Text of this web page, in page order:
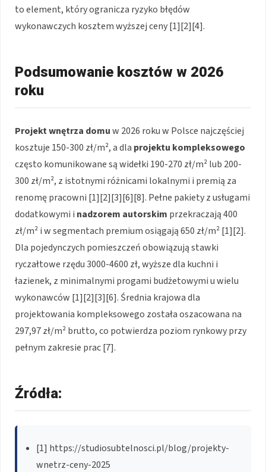
to element, który ogranicza ryzyko błędów
wykonawczych kosztem wyższej ceny [1][2][4].
Podsumowanie kosztów w 2026
roku
Projekt wnętrza domuw 2026 roku w Polsce najczęściej
kosztuje 150-300 zł/m², a dla projektu kompleksowego
często komunikowane są widełki 190-270 zł/m² lub 200-
300 zł/m², z istotnymi różnicami lokalnymi i premią za
renomę pracowni [1][2][3][6][8]. Pełne pakiety z usługami
dodatkowymi i nadzorem autorskim przekraczają 400
zł/m² i w segmentach premium osiągają 650 zł/m² [1][2].
Dla pojedynczych pomieszczeń obowiązują stawki
ryczałtowe rzędu 3000-4600 zł, wyższe dla kuchni i
łazienek, z minimalnymi progami budżetowymi u wielu
wykonawców [1][2][3][6]. Średnia krajowa dla
projektowania kompleksowego została oszacowana na
297,97 zł/m² brutto, co potwierdza poziom rynkowy przy
pełnym zakresie prac [7].
Źródła:
[1] https://studiosubtelnosci.pl/blog/projekty-
wnetrz-ceny-2025